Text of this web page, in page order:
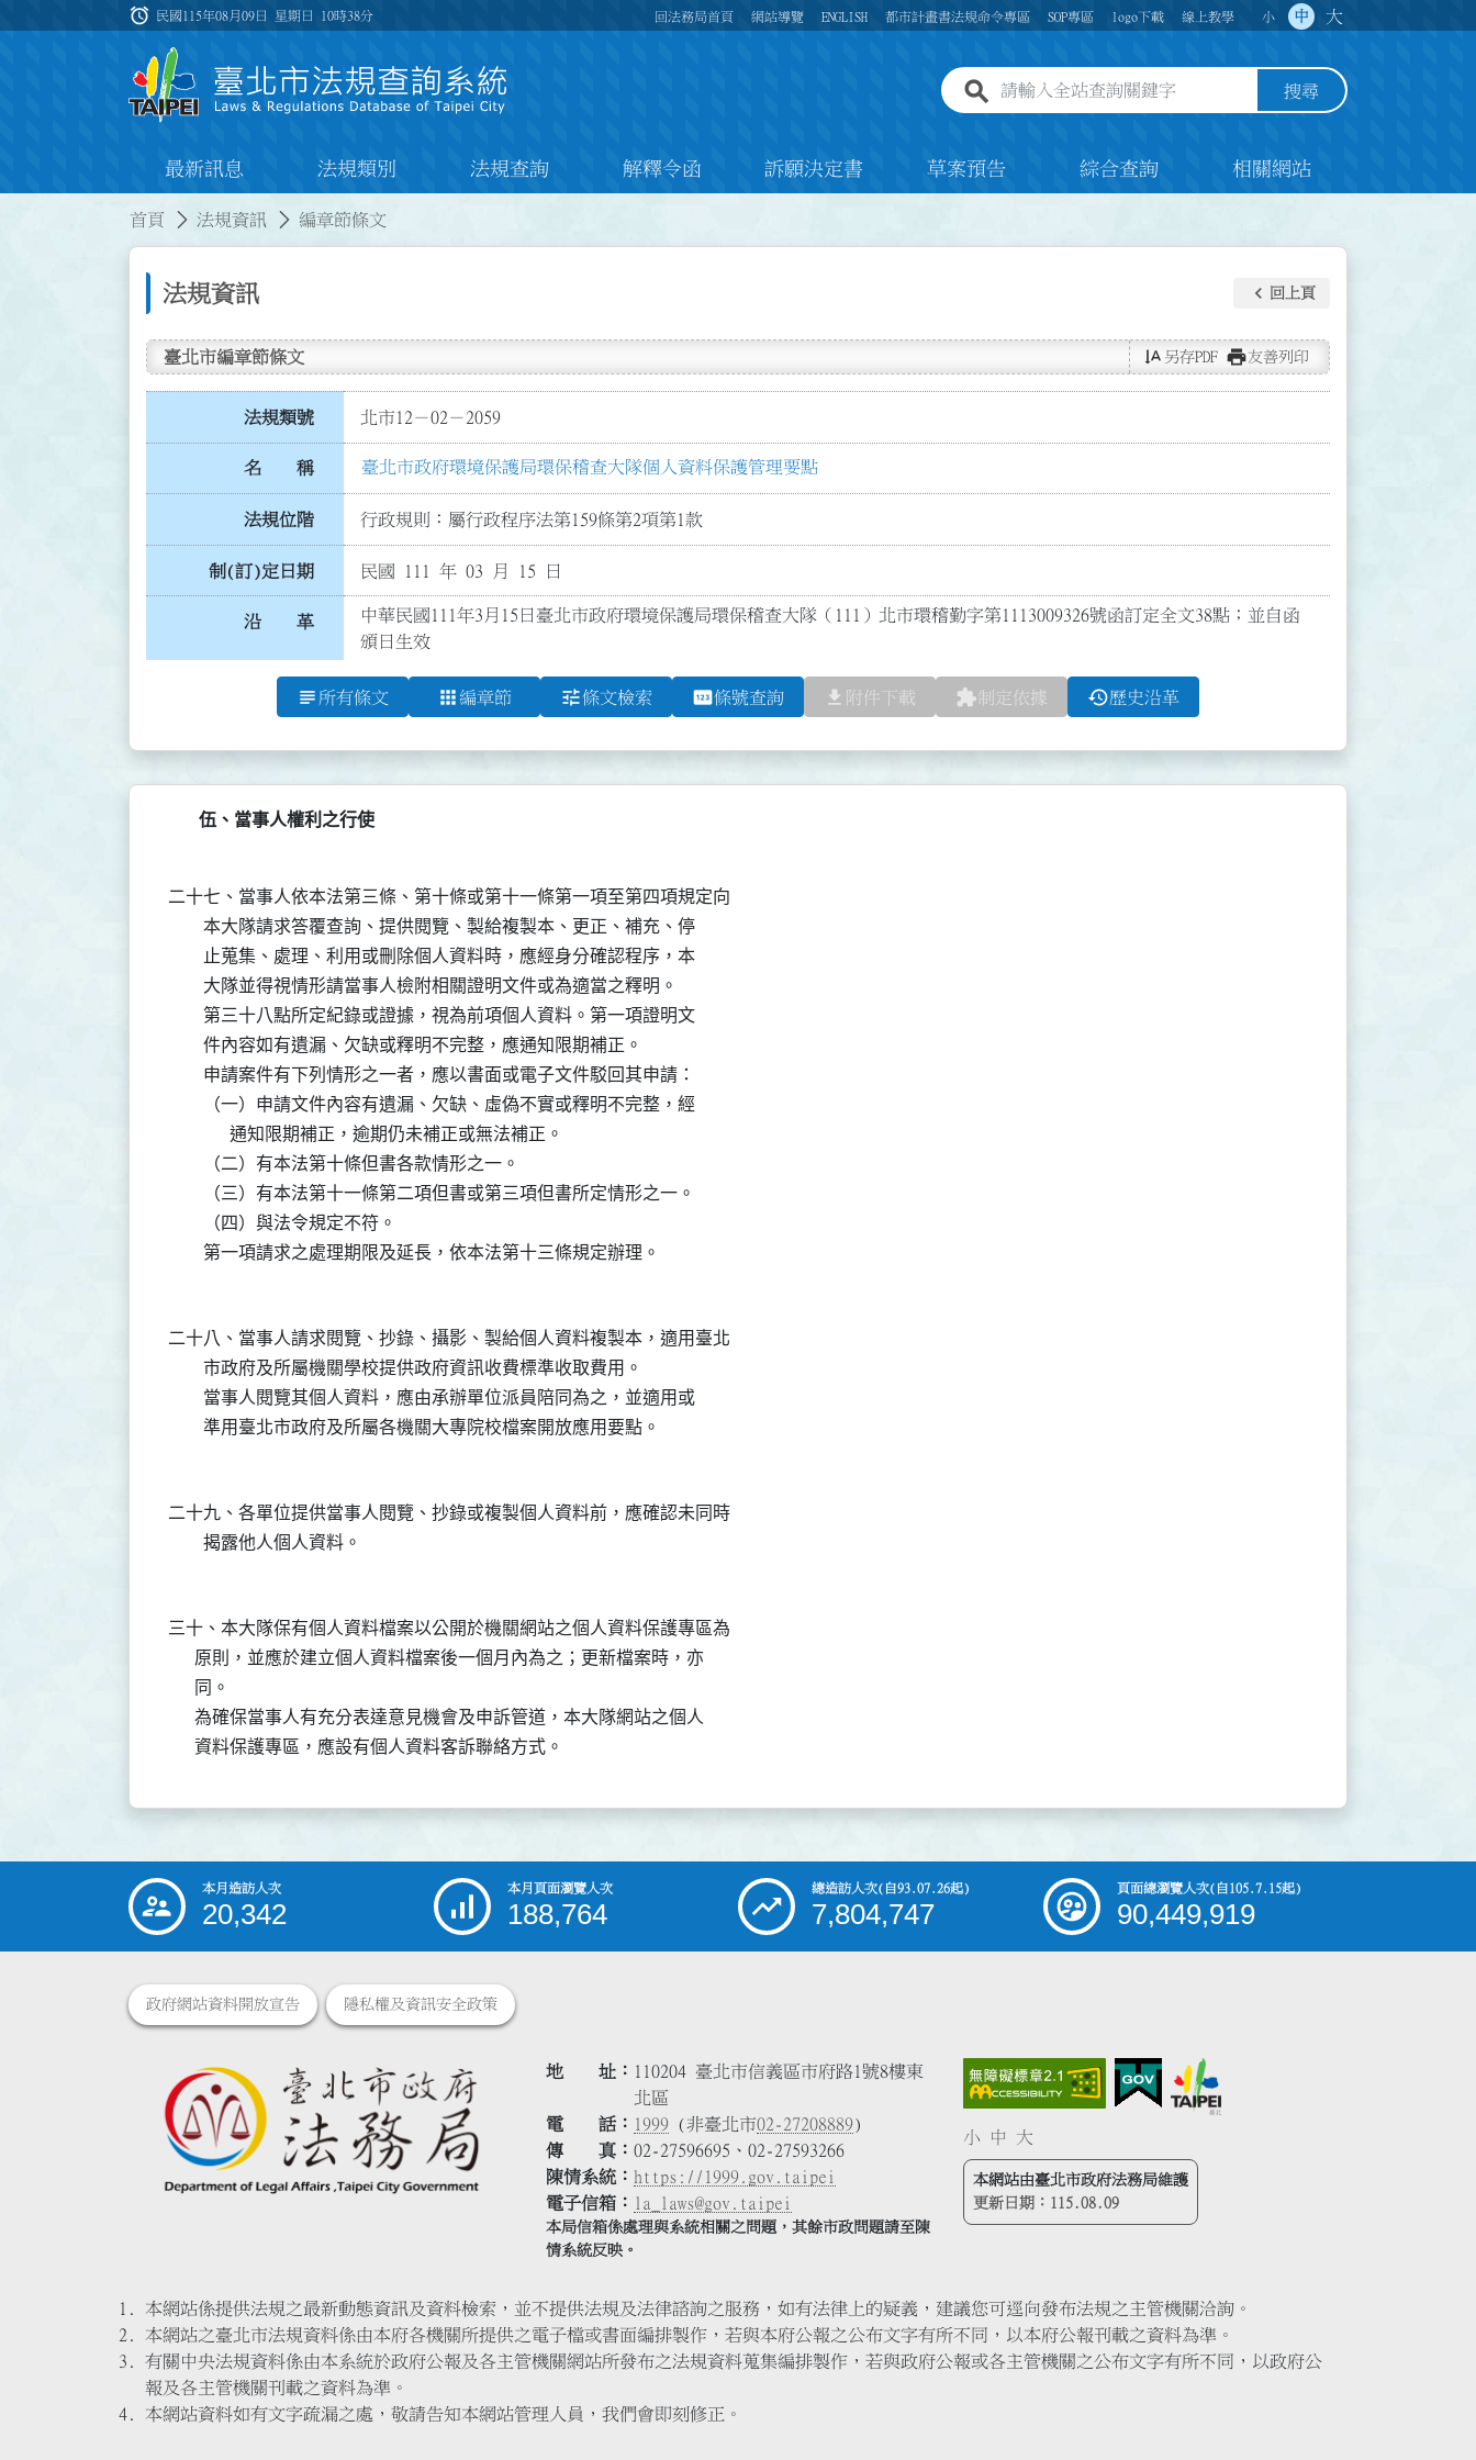
:::
alarm 民國115年08月09日 星期日 10時38分 回法務局首頁 網站導覽 ENGLISH 都市計畫書法規命令專區 SOP專區 logo下載 線上教學 小 中 大
全站查詢關鍵字欄位 搜尋
最新訊息 法規類別 法規查詢 解釋令函 訴願決定書 草案預告 綜合查詢 相關網站
首頁 法規資訊 編章節條文
法規資訊 keyboard_arrow_left 回上頁
臺北市編章節條文 text_rotate_vertical 另存PDF print友善列印
法規類號 北市12－02－2059
名 稱 臺北市政府環境保護局環保稽查大隊個人資料保護管理要點
法規位階 行政規則：屬行政程序法第159條第2項第1款
制(訂)定日期 民國 111 年 03 月 15 日
沿 革
中華民國111年3月15日臺北市政府環境保護局環保稽查大隊（111）北市環稽勤字第1113009326號函訂定全文38點；並自函
頒日生效
subject 所有條文 apps 編章節 tune條文檢索 pin條號查詢 file_download 附件下載 extension制定依據 history歷史沿革
伍、當事人權利之行使
二十七、當事人依本法第三條、第十條或第十一條第一項至第四項規定向
        本大隊請求答覆查詢、提供閱覽、製給複製本、更正、補充、停
        止蒐集、處理、利用或刪除個人資料時，應經身分確認程序，本
        大隊並得視情形請當事人檢附相關證明文件或為適當之釋明。
        第三十八點所定紀錄或證據，視為前項個人資料。第一項證明文
        件內容如有遺漏、欠缺或釋明不完整，應通知限期補正。
        申請案件有下列情形之一者，應以書面或電子文件駁回其申請：
        （一）申請文件內容有遺漏、欠缺、虛偽不實或釋明不完整，經
              通知限期補正，逾期仍未補正或無法補正。
        （二）有本法第十條但書各款情形之一。
        （三）有本法第十一條第二項但書或第三項但書所定情形之一。
        （四）與法令規定不符。
二十八、當事人請求閱覽、抄錄、攝影、製給個人資料複製本，適用臺北
        市政府及所屬機關學校提供政府資訊收費標準收取費用。
        當事人閱覽其個人資料，應由承辦單位派員陪同為之，並適用或
二十九、各單位提供當事人閱覽、抄錄或複製個人資料前，應確認未同時
三十、本大隊保有個人資料檔案以公開於機關網站之個人資料保護專區為
      原則，並應於建立個人資料檔案後一個月內為之；更新檔案時，亦
      同。
      為確保當事人有充分表達意見機會及申訴管道，本大隊網站之個人
::: 本月造訪人次
20,342
本月頁面瀏覽人次
188,764
總造訪人次(自93.07.26起)
7,804,747
頁面總瀏覽人次(自105.7.15起)
90,449,919
政府網站資料開放宣告 隱私權及資訊安全政策
地 址
110204 臺北市信義區市府路1號8樓東
北區
電 話
1999 (非臺北市02-27208889)
傳 真
02-27596695、02-27593266
陳情系統
https://1999.gov.taipei
電子信箱
la_laws@gov.taipei
本局信箱係處理與系統相關之問題，其餘市政問題請至陳
情系統反映。
小 中 大
本網站由臺北市政府法務局維護
更新日期： 115.08.09
本網站係提供法規之最新動態資訊及資料檢索，並不提供法規及法律諮詢之服務，如有法律上的疑義，建議您可逕向發布法規之主管機關洽詢。
本網站之臺北市法規資料係由本府各機關所提供之電子檔或書面編排製作，若與本府公報之公布文字有所不同，以本府公報刊載之資料為準。
有關中央法規資料係由本系統於政府公報及各主管機關網站所發布之法規資料蒐集編排製作，若與政府公報或各主管機關之公布文字有所不同，以政府公
報及各主管機關刊載之資料為準。
本網站資料如有文字疏漏之處，敬請告知本網站管理人員，我們會即刻修正。